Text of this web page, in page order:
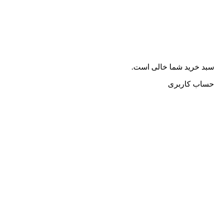
سبد خرید شما خالی است.
حساب کاربری